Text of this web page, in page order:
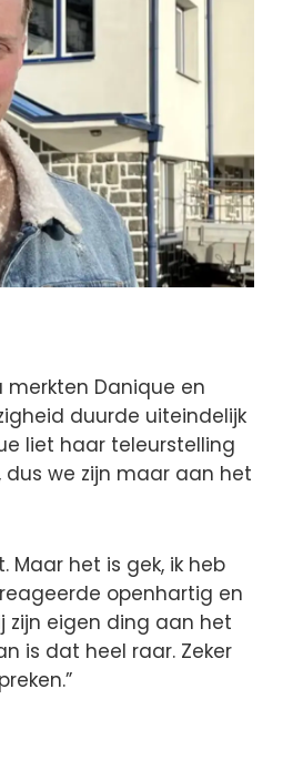
Danique en
duurde uiteindelijk
liet haar teleurstelling
dus we zijn maar aan het
Maar het is gek, ik heb
openhartig en
zijn eigen ding aan het
is dat heel raar. Zeker